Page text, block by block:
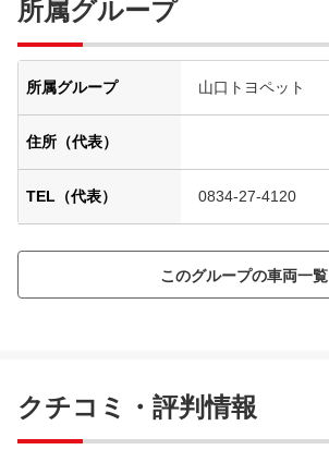
所属グループ
所属グループ 山口トヨペット
住所（代表）
TEL（代表） 0834-27-4120
このグループの車両一覧
クチコミ・評判情報